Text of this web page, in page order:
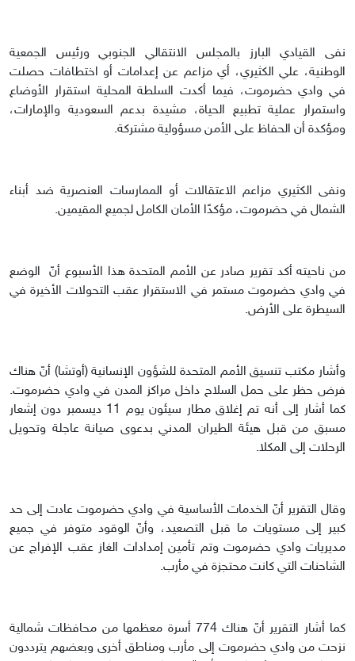
نفى القيادي البارز بالمجلس الانتقالي الجنوبي ورئيس الجمعية
الوطنية، علي الكثيري، أي مزاعم عن إعدامات أو اختطافات حصلت
في وادي حضرموت، فيما أكدت السلطة المحلية استقرار الأوضاع
واستمرار عملية تطبيع الحياة، مشيدة بدعم السعودية والإمارات،
ومؤكدة أن الحفاظ على الأمن مسؤولية مشتركة.
ونفى الكثيري مزاعم الاعتقالات أو الممارسات العنصرية ضد أبناء
الشمال في حضرموت، مؤكدًا الأمان الكامل لجميع المقيمين.
من ناحيته أكد تقرير صادر عن الأمم المتحدة هذا الأسبوع أنّ الوضع
في وادي حضرموت مستمر في الاستقرار عقب التحولات الأخيرة في
السيطرة على الأرض.
وأشار مكتب تنسيق الأمم المتحدة للشؤون الإنسانية (أوتشا) أنّ هناك
فرض حظر على حمل السلاح داخل مراكز المدن في وادي حضرموت.
كما أشار إلى أنه تم إغلاق مطار سيئون يوم 11 ديسمبر دون إشعار
مسبق من قبل هيئة الطيران المدني بدعوى صيانة عاجلة وتحويل
الرحلات إلى المكلا.
وقال التقرير أنّ الخدمات الأساسية في وادي حضرموت عادت إلى حد
كبير إلى مستويات ما قبل التصعيد، وأنّ الوقود متوفر في جميع
مديريات وادي حضرموت وتم تأمين إمدادات الغاز عقب الإفراج عن
الشاحنات التي كانت محتجزة في مأرب.
كما أشار التقرير أنّ هناك 774 أسرة معظمها من محافظات شمالية
نزحت من وادي حضرموت إلى مأرب ومناطق أخرى وبعضهم يترددون